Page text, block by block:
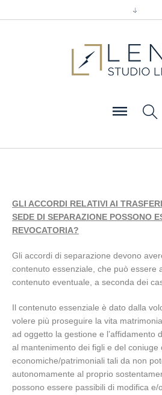
GLI ACCORDI RELATIVI AI
SEDE DI SEPARAZIONE POSSONO
REVOCATORIA?
Gli accordi di separazione devono
contenuto essenziale, che può essere
contenuto eventuale, a seconda dei
Il contenuto essenziale è dato dalla
volere più proseguire la vita
ad oggetto la gestione e l’affidamento
al mantenimento dei figli e del coniuge
economiche/patrimoniali tali da non
autonomamente al proprio
possono essere passibili di modifica e/